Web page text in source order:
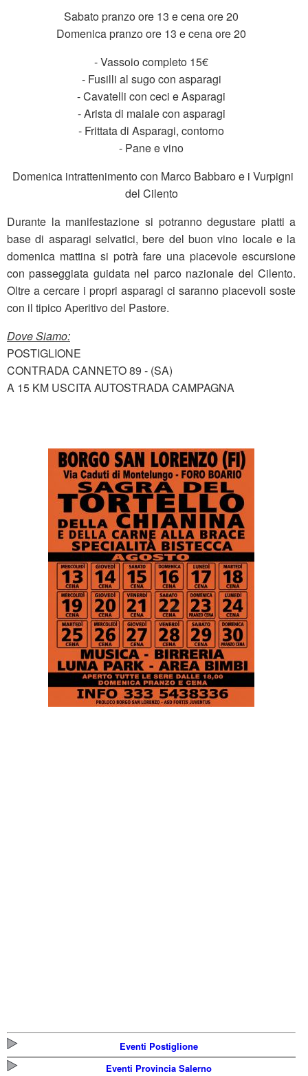
Sabato pranzo ore 13 e cena ore 20
Domenica pranzo ore 13 e cena ore 20
- Vassoio completo 15€
- Fusilli al sugo con asparagi
- Cavatelli con ceci e Asparagi
- Arista di maiale con asparagi
- Frittata di Asparagi, contorno
- Pane e vino
Domenica intrattenimento con Marco Babbaro e i Vurpigni
del Cilento
Durante la manifestazione si potranno degustare piatti a
base di asparagi selvatici, bere del buon vino locale e la
domenica mattina si potrà fare una piacevole escursione
con passeggiata guidata nel parco nazionale del Cilento.
Oltre a cercare i propri asparagi ci saranno piacevoli soste
con il tipico Aperitivo del Pastore.
Dove Siamo:
POSTIGLIONE
CONTRADA CANNETO 89 - (SA)
A 15 KM USCITA AUTOSTRADA CAMPAGNA
Eventi Postiglione
Eventi Provincia Salerno